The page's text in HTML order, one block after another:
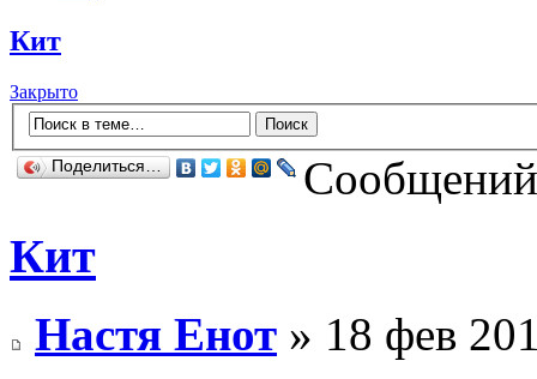
Кит
Закрыто
Поделиться…
Кит
Настя Енот » 18 фев